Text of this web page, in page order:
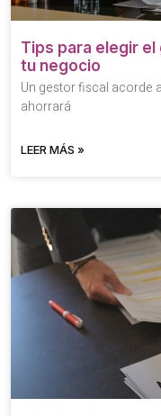
Tips para elegir
tu negocio
Un gestor fiscal acorde
ahorrará
LEER MÁS »